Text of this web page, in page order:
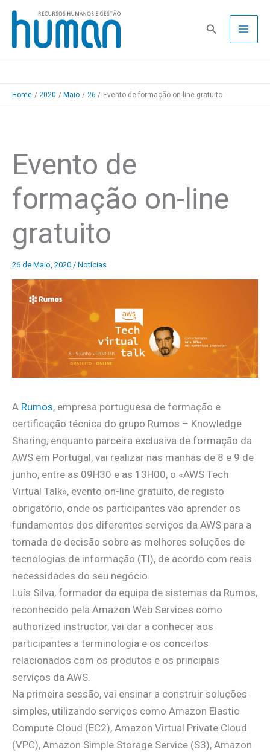
Skip
content
Pesquisa
Home 2020 Maio 26 Evento de formação on-line gratuito
Evento de
formação on-line
gratuito
26 de Maio, 2020 / Notícias
A Rumos, empresa portuguesa de formação e
certificação técnica do grupo Rumos – Knowledge
Sharing, enquanto parceira exclusiva de formação da
AWS em Portugal, vai realizar nas manhãs de 8 e 9 de
junho, entre as 09H30 e as 13H00, o «AWS Tech
Virtual Talk», evento on-line gratuito, de registo
obrigatório, onde os participantes vão aprender os
fundamentos dos diferentes serviços da AWS para a
tomada de decisão sobre as melhores soluções de
tecnologias de informação (TI), de acordo com reais
necessidades do seu negócio.
Luís Silva, formador da equipa de sistemas da Rumos,
reconhecido pela Amazon Web Services como
authorized instructor, vai dar a conhecer aos
participantes a terminologia e os conceitos
relacionados com os produtos e os principais
serviços da AWS.
Na primeira sessão, vai ensinar a construir soluções
simples, utilizando serviços como Amazon Elastic
Compute Cloud (EC2), Amazon Virtual Private Cloud
(VPC), Amazon Simple Storage Service (S3), Amazon